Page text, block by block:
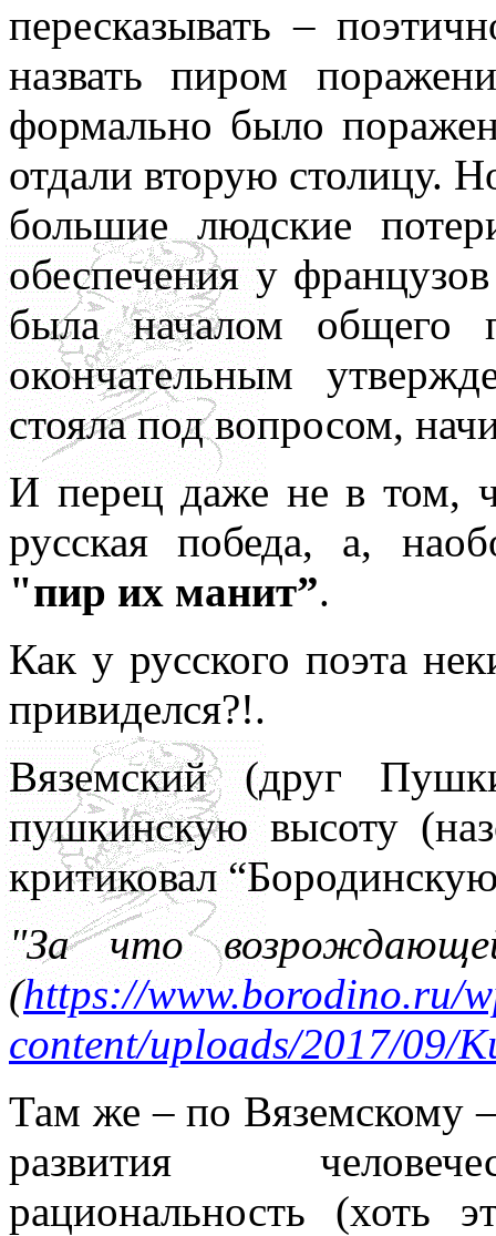
пересказывать –
назвать пиром
формально было
отдали вторую столицу.
большие людские
обеспечения у
была началом
окончательным
стояла под вопросом,
И перец даже не в том,
русская победа, а,
"пир их манит”.
Как у русского поэта
привиделся?!.
Вяземский (друг
пушкинскую высоту
критиковал
"За что
(https://www.borodino.ru/
content/uploads/2017/09/
Там же – по Вяземскому
развития
рациональность (хоть